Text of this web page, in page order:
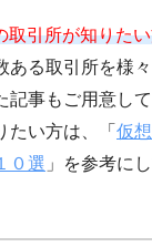
取引所が知りた
ある取引所を様
記事もご用意し
たい方は、「 仮
０選 」を参考に